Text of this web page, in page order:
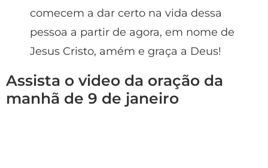
comecem a dar certo na vida dessa
pessoa a partir de agora, em nome de
Jesus Cristo, amém e graça a Deus!
Assista o video da oração da
manhã de 9 de janeiro